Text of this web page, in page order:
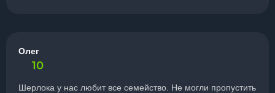
Олег
10
Шерлока у нас любит все семейство. Не могли пропустить